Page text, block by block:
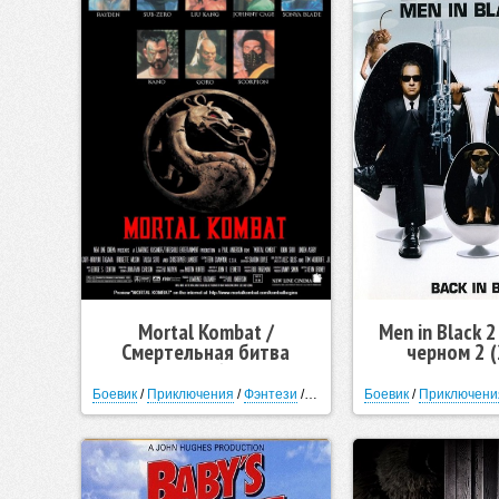
Mortal Kombat /
Смертельная битва
(Мортал Комбат) (1995)
Боевик / Приключения /Фэнтези / Фантастика/Триллер
Men in Black
черном 2
Боевик/